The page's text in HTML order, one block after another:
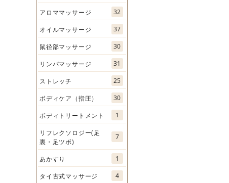
アロママッサージ 32
オイルマッサージ 37
鼠径部マッサージ 30
リンパマッサージ 31
ストレッチ 25
ボディケア（指圧） 30
ボディトリートメント 1
リフレクソロジー(足
裏・足ツボ)
7
あかすり 1
タイ古式マッサージ 4